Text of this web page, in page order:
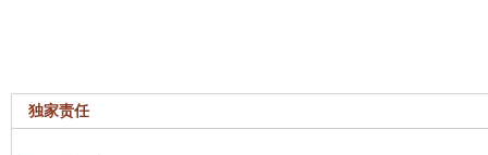
独家责任